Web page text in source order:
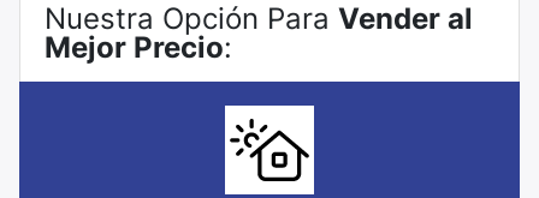
Nuestra Opción Para Vender al
Mejor Precio: